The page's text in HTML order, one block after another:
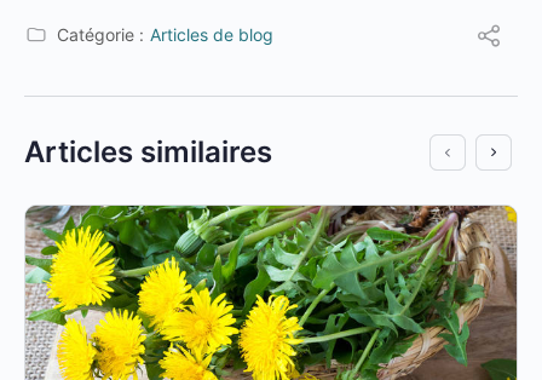
Catégorie : Articles de blog
Articles similaires